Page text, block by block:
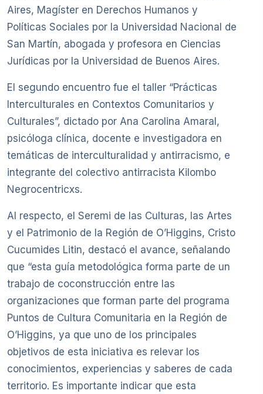
Aires, Magíster en Derechos Humanos y
Políticas Sociales por la Universidad Nacional de
San Martín, abogada y profesora en Ciencias
Jurídicas por la Universidad de Buenos Aires.
El segundo encuentro fue el taller “Prácticas
Interculturales en Contextos Comunitarios y
Culturales”, dictado por Ana Carolina Amaral,
psicóloga clínica, docente e investigadora en
temáticas de interculturalidad y antirracismo, e
integrante del colectivo antirracista Kilombo
Negrocentricxs.
Al respecto, el Seremi de las Culturas, las Artes
y el Patrimonio de la Región de O’Higgins, Cristo
Cucumides Litin, destacó el avance, señalando
que “esta guía metodológica forma parte de un
trabajo de coconstrucción entre las
organizaciones que forman parte del programa
Puntos de Cultura Comunitaria en la Región de
O’Higgins, ya que uno de los principales
objetivos de esta iniciativa es relevar los
conocimientos, experiencias y saberes de cada
territorio. Es importante indicar que esta